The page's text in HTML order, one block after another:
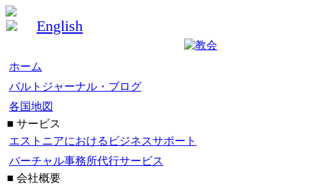
English
ホーム
バルトジャーナル・ブログ
各国地図
■ サービス
エストニアにおけるビジネスサポート
バーチャル事務所代行サービス
■ 会社概要